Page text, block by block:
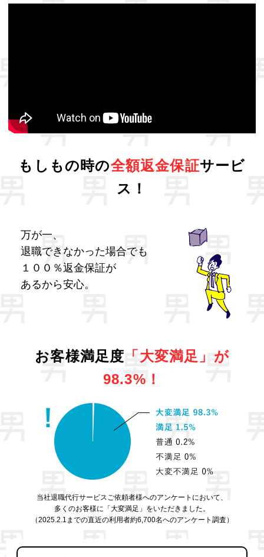
もしもの時の全額返金保証サービ
ス！
万が一、
退職できなかった場合でも
１００％返金保証が
あるから安心。
お客様満足度 「大変満足」が
98.3%！
当社退職代行サービスご依頼者様へのアンケートにおいて、
多くのお客様に「大変満足」をいただきました。
（2025.2.1までの直近の利用者約6,700名へのアンケート調査）